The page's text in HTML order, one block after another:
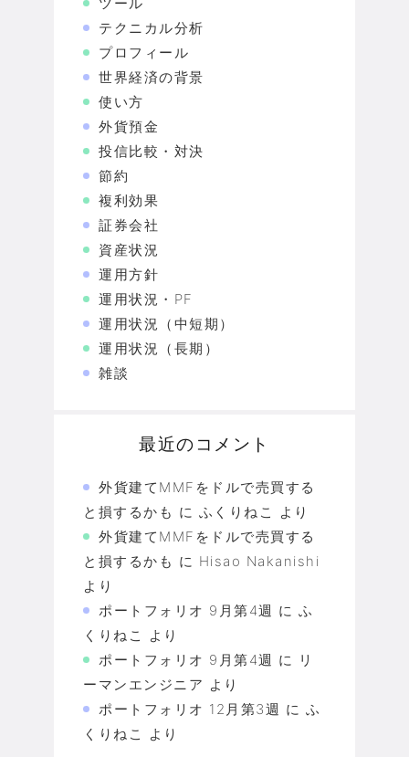
テクニカル分析
プロフィール
世界経済の背景
使い方
外貨預金
投信比較・対決
節約
複利効果
証券会社
資産状況
運用方針
運用状況・PF
運用状況（中短期）
運用状況（長期）
雑談
最近のコメント
外貨建てMMFをドルで売買する
と損するかも に ふくりねこ
より
外貨建てMMFをドルで売買する
と損するかも に Hisao Nakanishi
より
ポートフォリオ 9月第4週 に ふ
くりねこ
より
ポートフォリオ 9月第4週 に
リ
ーマンエンジニア より
ポートフォリオ 12月第3週 に ふ
くりねこ
より